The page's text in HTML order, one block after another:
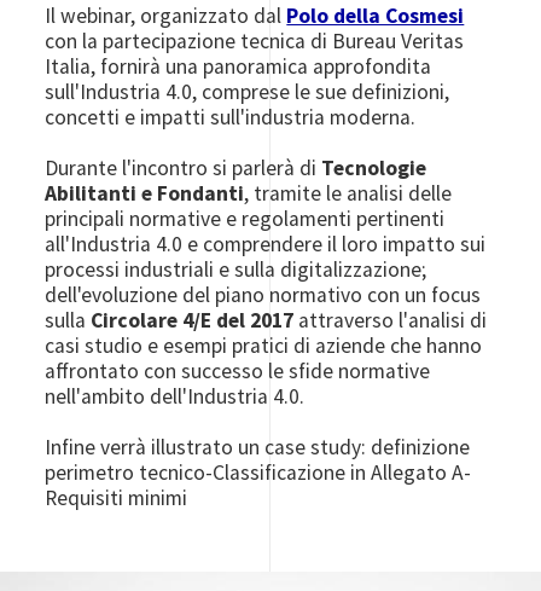
Il webinar, organizzato dal Polo della Cosmesi
con la partecipazione tecnica di Bureau Veritas
Italia, fornirà una panoramica approfondita
sull'Industria 4.0, comprese le sue definizioni,
concetti e impatti sull'industria moderna.
Durante l'incontro si parlerà di Tecnologie
Abilitanti e Fondanti, tramite le analisi delle
principali normative e regolamenti pertinenti
all'Industria 4.0 e comprendere il loro impatto sui
processi industriali e sulla digitalizzazione;
dell'evoluzione del piano normativo con un focus
sulla Circolare 4/E del 2017 attraverso l'analisi di
casi studio e esempi pratici di aziende che hanno
affrontato con successo le sfide normative
nell'ambito dell'Industria 4.0.
Infine verrà illustrato un case study: definizione
perimetro tecnico-Classificazione in Allegato A-
Requisiti minimi